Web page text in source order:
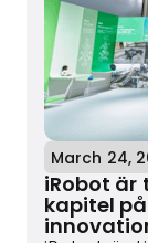
March 24,
iRobot
kapitel